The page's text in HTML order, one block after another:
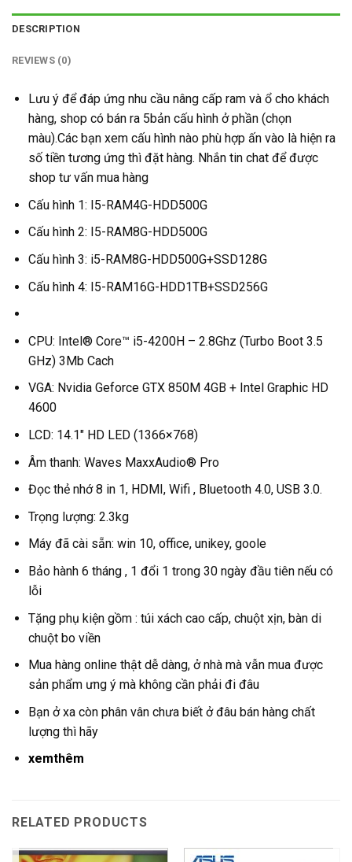
DESCRIPTION
REVIEWS (0)
Lưu ý để đáp ứng nhu cầu nâng cấp ram và ổ cho khách
hàng, shop có bán ra 5bản cấu hình ở phần (chọn
màu).Các bạn xem cấu hình nào phù hợp ấn vào là hiện ra
số tiền tương ứng thì đặt hàng. Nhắn tin chat để được
shop tư vấn mua hàng
Cấu hình 1: I5-RAM4G-HDD500G
Cấu hình 2: I5-RAM8G-HDD500G
Cấu hình 3: i5-RAM8G-HDD500G+SSD128G
Cấu hình 4: I5-RAM16G-HDD1TB+SSD256G
CPU: Intel® Core™ i5-4200H – 2.8Ghz (Turbo Boot 3.5
GHz) 3Mb Cach
VGA: Nvidia Geforce GTX 850M 4GB + Intel Graphic HD
4600
LCD: 14.1″ HD LED (1366×768)
Âm thanh: Waves MaxxAudio® Pro
Đọc thẻ nhớ 8 in 1, HDMI, Wifi , Bluetooth 4.0, USB 3.0.
Trọng lượng: 2.3kg
Máy đã cài sẵn: win 10, office, unikey, goole
Bảo hành 6 tháng , 1 đổi 1 trong 30 ngày đầu tiên nếu có
lỗi
Tặng phụ kiện gồm : túi xách cao cấp, chuột xịn, bàn di
chuột bo viền
Mua hàng online thật dễ dàng, ở nhà mà vẫn mua được
sản phẩm ưng ý mà không cần phải đi đâu
Bạn ở xa còn phân vân chưa biết ở đâu bán hàng chất
lượng thì hãy
xemthêm
RELATED PRODUCTS